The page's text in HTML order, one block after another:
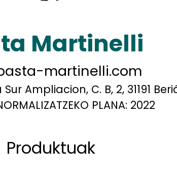
Martinelli
martinelli.com
Ampliacion, C. B, 2, 31191
PLANA: 2022
Produktuak